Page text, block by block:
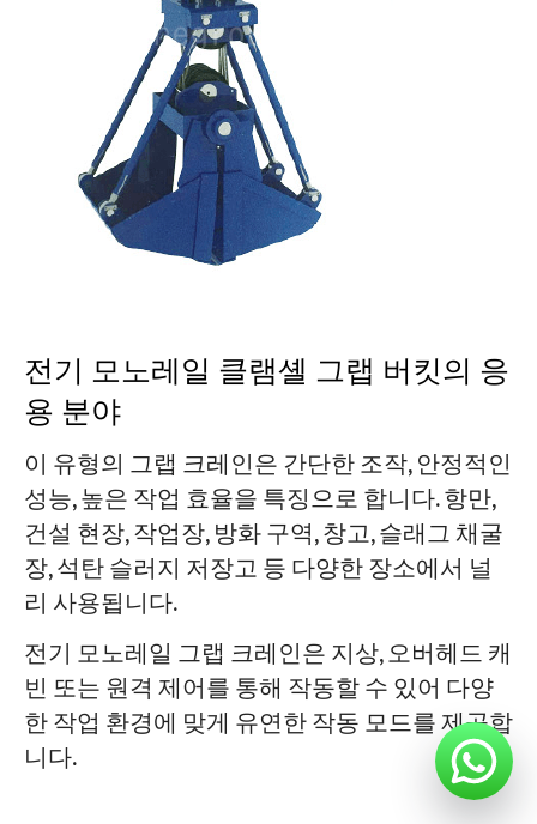
전기 모노레일 클램셸 그랩 버킷의 응
용 분야
이 유형의 그랩 크레인은 간단한 조작, 안정적인
성능, 높은 작업 효율을 특징으로 합니다. 항만,
건설 현장, 작업장, 방화 구역, 창고, 슬래그 채굴
장, 석탄 슬러지 저장고 등 다양한 장소에서 널
리 사용됩니다.
전기 모노레일 그랩 크레인은 지상, 오버헤드 캐
빈 또는 원격 제어를 통해 작동할 수 있어 다양
한 작업 환경에 맞게 유연한 작동 모드를 제공합
니다.